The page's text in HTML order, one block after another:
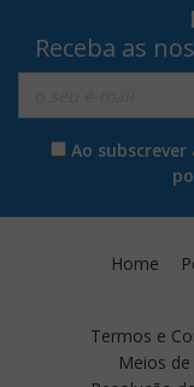
Receba as
Ao
Home
Termos e
Meios